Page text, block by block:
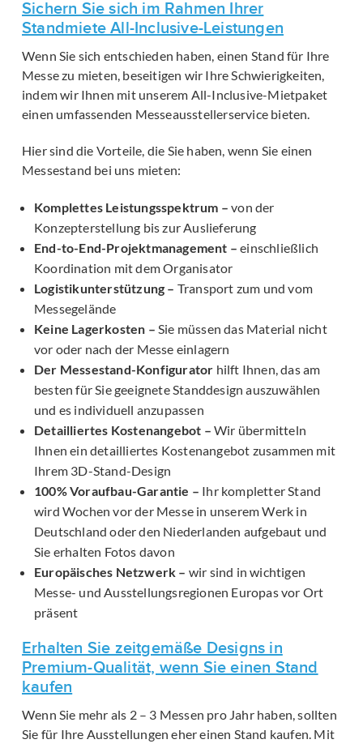
Sichern Sie sich im Rahmen Ihrer
Standmiete All-Inclusive-Leistungen
Wenn Sie sich entschieden haben, einen Stand für Ihre
Messe zu mieten, beseitigen wir Ihre Schwierigkeiten,
indem wir Ihnen mit unserem All-Inclusive-Mietpaket
einen umfassenden Messeausstellerservice bieten.
Hier sind die Vorteile, die Sie haben, wenn Sie einen
Messestand bei uns mieten:
Komplettes Leistungsspektrum – von der
Konzepterstellung bis zur Auslieferung
End-to-End-Projektmanagement – einschließlich
Koordination mit dem Organisator
Logistikunterstützung – Transport zum und vom
Messegelände
Keine Lagerkosten – Sie müssen das Material nicht
vor oder nach der Messe einlagern
Der Messestand-Konfigurator hilft Ihnen, das am
besten für Sie geeignete Standdesign auszuwählen
und es individuell anzupassen
Detailliertes Kostenangebot – Wir übermitteln
Ihnen ein detailliertes Kostenangebot zusammen mit
Ihrem 3D-Stand-Design
100% Voraufbau-Garantie – Ihr kompletter Stand
wird Wochen vor der Messe in unserem Werk in
Deutschland oder den Niederlanden aufgebaut und
Sie erhalten Fotos davon
Europäisches Netzwerk – wir sind in wichtigen
Messe- und Ausstellungsregionen Europas vor Ort
präsent
Erhalten Sie zeitgemäße Designs in
Premium-Qualität, wenn Sie einen Stand
kaufen
Wenn Sie mehr als 2 – 3 Messen pro Jahr haben, sollten
Sie für Ihre Ausstellungen eher einen Stand kaufen. Mit